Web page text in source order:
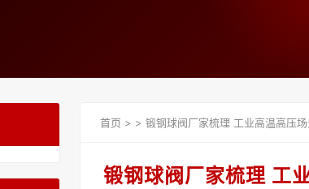
首页 > > 锻钢球阀厂家梳理 工业高温高压
锻钢球阀厂家梳理 工